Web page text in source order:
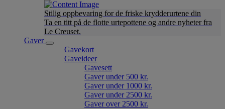
Stilig oppbevaring for de friske krydderurtene din
Ta en titt på de flotte urtepottene og andre nyheter fra
Le Creuset.
Gaver
Gavekort
Gaveideer
Gavesett
Gaver under 500 kr.
Gaver under 1000 kr.
Gaver under 2500 kr.
Gaver over 2500 kr.